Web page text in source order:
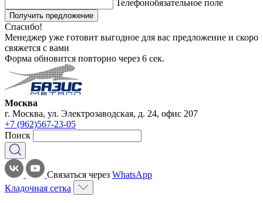
Телефонобязательное поле
Получить предложение
Спасибо!
Менеджер уже готовит выгодное для вас предложение и скоро
свяжется с вами
Форма обновится повторно через 6 сек.
Москва
г. Москва, ул. Электрозаводская, д. 24, офис 207
+7 (962)567-23-05
Поиск
Связаться через WhatsApp
Кладочная сетка